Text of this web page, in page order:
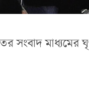
মাধ্যমের